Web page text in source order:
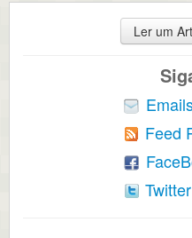
Ler um
Feed
Twitter